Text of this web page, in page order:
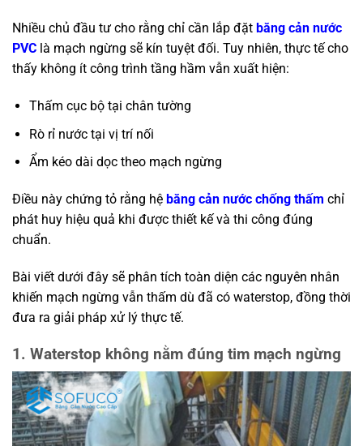
Nhiều chủ đầu tư cho rằng chỉ cần lắp đặt băng cản nước
PVC là mạch ngừng sẽ kín tuyệt đối. Tuy nhiên, thực tế cho
thấy không ít công trình tầng hầm vẫn xuất hiện:
Thấm cục bộ tại chân tường
Rò rỉ nước tại vị trí nối
Ẩm kéo dài dọc theo mạch ngừng
Điều này chứng tỏ rằng hệ băng cản nước chống thấm chỉ
phát huy hiệu quả khi được thiết kế và thi công đúng
chuẩn.
Bài viết dưới đây sẽ phân tích toàn diện các nguyên nhân
khiến mạch ngừng vẫn thấm dù đã có waterstop, đồng thời
đưa ra giải pháp xử lý thực tế.
1. Waterstop không nằm đúng tim mạch ngừng